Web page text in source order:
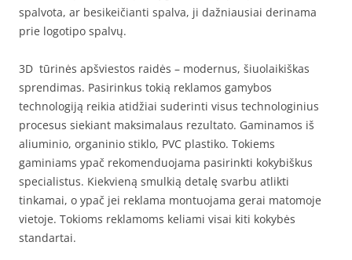
spalvota, ar besikeičianti spalva, ji dažniausiai derinama
prie logotipo spalvų.
3D tūrinės apšviestos raidės – modernus, šiuolaikiškas
sprendimas. Pasirinkus tokią reklamos gamybos
technologiją reikia atidžiai suderinti visus technologinius
procesus siekiant maksimalaus rezultato. Gaminamos iš
aliuminio, organinio stiklo, PVC plastiko. Tokiems
gaminiams ypač rekomenduojama pasirinkti kokybiškus
specialistus. Kiekvieną smulkią detalę svarbu atlikti
tinkamai, o ypač jei reklama montuojama gerai matomoje
vietoje. Tokioms reklamoms keliami visai kiti kokybės
standartai.